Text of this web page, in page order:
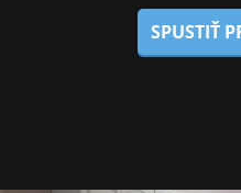
SPUSTIŤ